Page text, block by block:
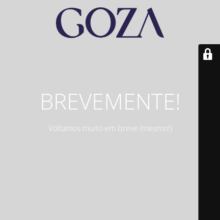
BREVEMENTE!
Voltamos muito em breve (mesmo!)